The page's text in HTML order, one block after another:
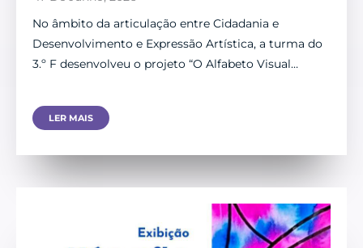
No âmbito da articulação entre Cidadania e
Desenvolvimento e Expressão Artística, a turma do
3.º F desenvolveu o projeto “O Alfabeto Visual…
LER MAIS